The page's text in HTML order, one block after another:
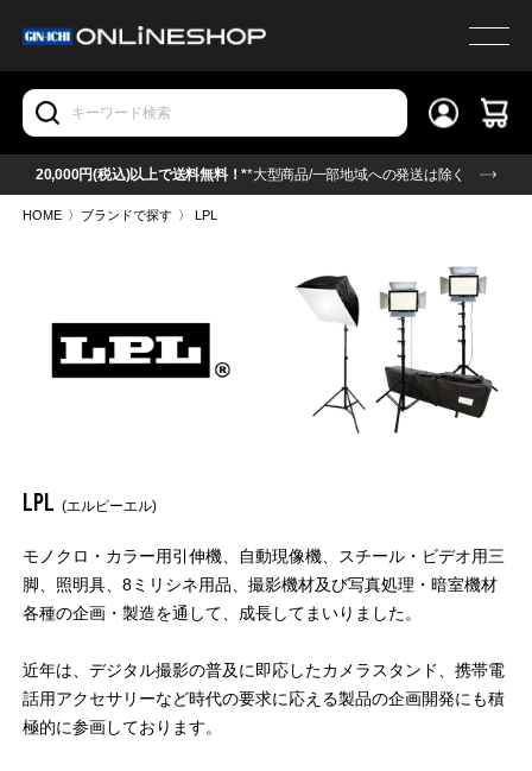
20,000円(税込)以上で送料無料！**大型商品/一部地域への発送は除く
HOME 〉 ブランドで探す 〉LPL
LPL (エルピーエル)
モノクロ・カラー用引伸機、自動現像機、スチール・ビデオ用三
脚、照明具、8ミリシネ用品、撮影機材及び写真処理・暗室機材
各種の企画・製造を通して、成長してまいりました。
近年は、デジタル撮影の普及に即応したカメラスタンド、携帯電
話用アクセサリーなど時代の要求に応える製品の企画開発にも積
極的に参画しております。